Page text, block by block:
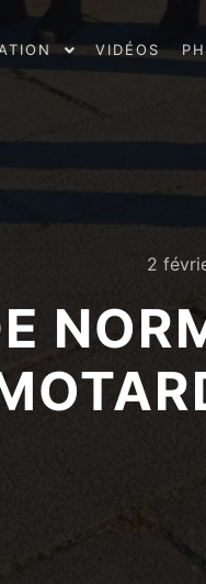
VIDÉOS
2